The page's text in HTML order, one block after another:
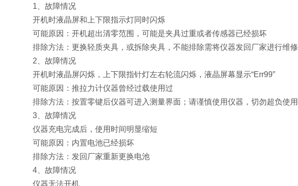
1、故障情况
开机时液晶屏和上下限指示灯同时闪烁
可能原因：开机超出清零范围，可能是夹具过重或者传感器已经损坏
排除方法：更换轻质夹具，或拆除夹具，不能排除需将仪器发回厂家进行维修
2、故障情况
开机时液晶屏闪烁，上下限指针灯左右轮流闪烁，液晶屏幕显示“Err99”
可能原因：推拉力计仪器曾经过载使用过
排除方法：按置零键后仪器可进入测量界面；请谨慎使用仪器，切勿超负使用
3、故障情况
仪器充电完成后，使用时间明显缩短
可能原因：内置电池已经损坏
排除方法：发回厂家重新更换电池
4、故障情况
仪器无法开机